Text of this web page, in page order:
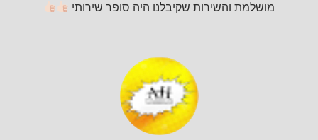
מושלמת והשירות שקיבלנו היה סופר שירותי